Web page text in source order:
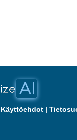
Käyttöehdot |